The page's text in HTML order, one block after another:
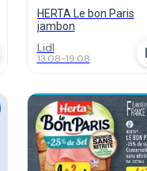
HERTA Le bon Paris
jambon
Lidl
13.08-19.08